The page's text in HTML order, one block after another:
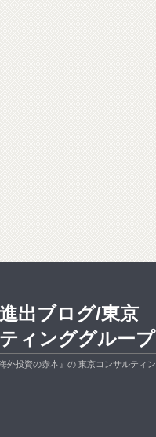
出ブログ/東京
ィンググループ
外投資の赤本』の 東京コンサルティン